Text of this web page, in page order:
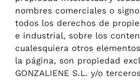
nombres comerciales o
todos los derechos de
e industrial, sobre los
cualesquiera otros
la página, son propiedad
GONZALIENE S.L. y/o